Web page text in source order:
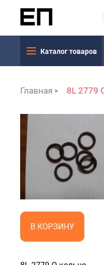
Каталог товаров
Главная 8L 2779
В КОРЗИНУ